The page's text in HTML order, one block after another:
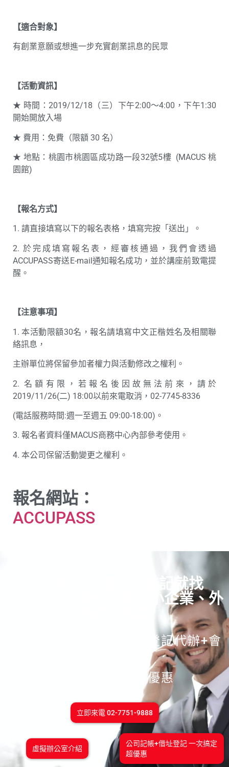
【適合對象】
有創業意願或想進一步充實創業訊息的民眾
【活動資訊】
★ 時間：2019/12/18（三）下午2:00～4:00，下午1:30
開始開放入場
★ 費用：免費（限額 30 名）
★ 地點：桃園市桃園區成功路一段32號5樓 (MACUS 桃
園館)
【報名方式】
1. 請直接填寫以下的報名表格，填寫完按「送出」。
2. 於完成填寫報名表，經審核通過，我們會透過
ACCUPASS寄送E-mail通知報名成功，並於講座前致電提
醒。
【注意事項】
1. 本活動限額30名，報名請填寫中文正楷姓名及相關聯
絡訊息，
主辦單位將保留參加者權力與活動修改之權利。
2. 名額有限，若報名後因故無法前來，請於
2019/11/26(二) 18:00以前來電取消，02-7745-8336
(電話服務時間:週一至週五 09:00-18:00)。
3. 報名者資料僅MACUS商務中心內部參考使用。
4. 本公司保留活動變更之權利。
報名網站：
ACCUPASS
公司設址、遷址、登記就找
MACUS！ 超過百家中小企業、外
黃金地段公司設址+公司登記代辦+會
一次搞定享超省優惠
立即來電 02-7751-9888
虛擬辦公室介紹
公司記帳+借址登記 一次搞定
超優惠